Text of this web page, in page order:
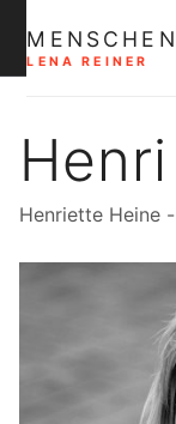
LENA REINER
Henri
Henriette Heine